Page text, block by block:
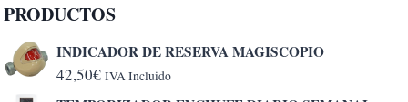
PRODUCTOS
INDICADOR DE RESERVA MAGISCOPIO
42,50€ IVA Incluido